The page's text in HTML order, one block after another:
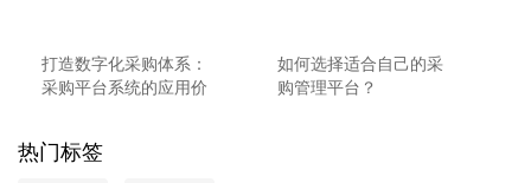
打造数字化采购体系：
采购平台系统的应用价
如何选择适合自己的采
购管理平台？
热门标签